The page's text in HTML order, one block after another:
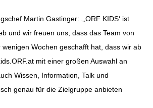
Martin Gastinger: „‚ORF KIDS‘ ist
und wir freuen uns, dass das Team von
wenigen Wochen geschafft hat, dass wir ab
mit einer großen Auswahl an
Wissen, Information, Talk und
genau für die Zielgruppe anbieten